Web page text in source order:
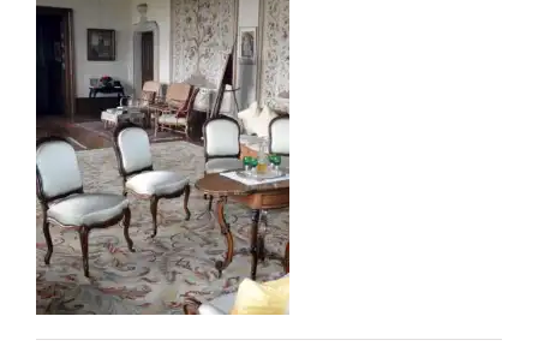
VENIR
NOUS SUIVRE
L’ASSOCIATION